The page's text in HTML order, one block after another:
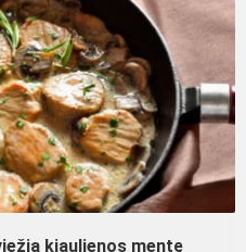
kiaulienos mentę